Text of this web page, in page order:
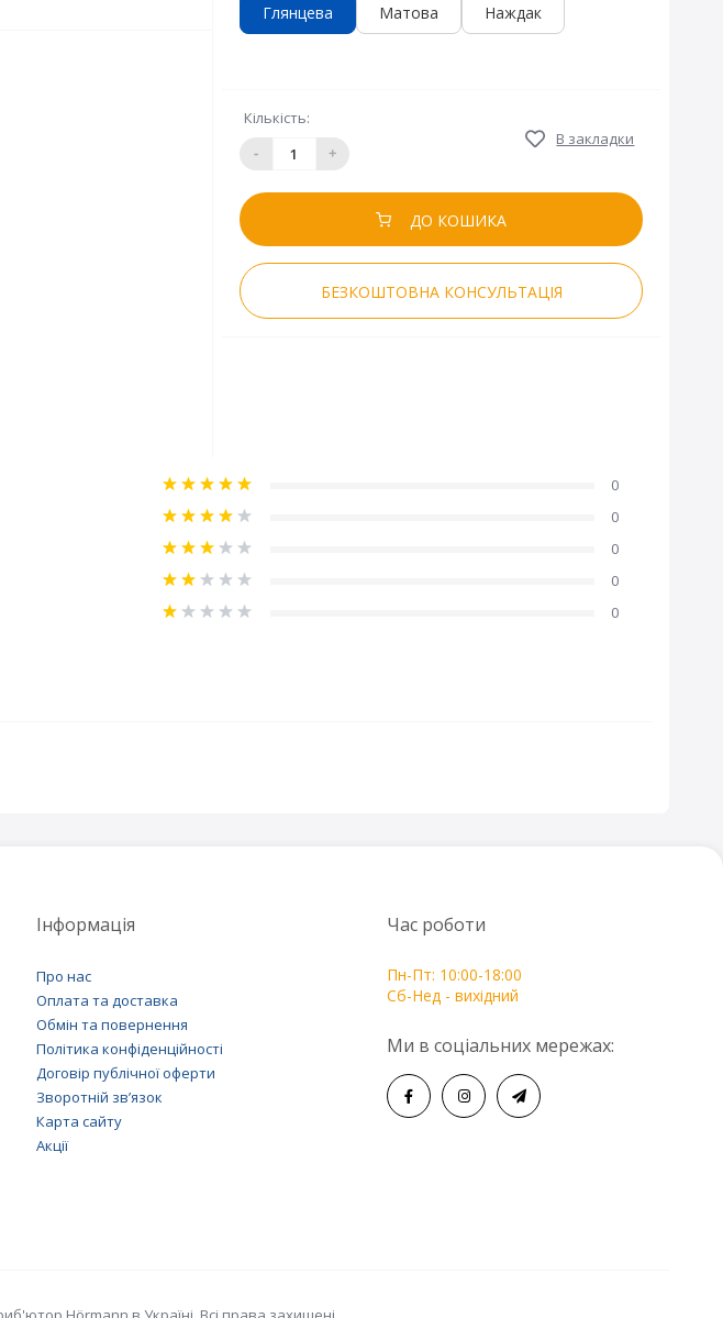
Матова Наждак
Глянцева
Кількість:
-
+
В закладки
ДО КОШИКА
БЕЗКОШТОВНА КОНСУЛЬТАЦІЯ
0
0
0
0
0
Інформація
Про нас
Оплата та доставка
Обмін та повернення
Політика конфіденційності
Договір публічної оферти
Зворотній зв’язок
Карта сайту
Акції
Час роботи
Пн-Пт: 10:00-18:00
Сб-Нед - вихідний
Ми в соціальних мережах: